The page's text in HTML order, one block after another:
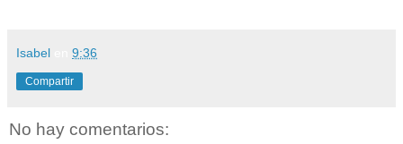
Isabel 9:36
Compartir
No hay comentarios: